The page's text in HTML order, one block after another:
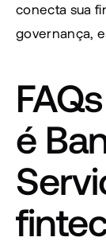
conecta sua
governança,
é